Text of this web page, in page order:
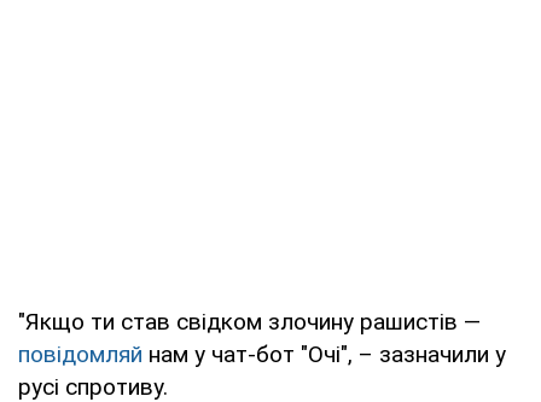
"Якщо ти став свідком злочину рашистів —
повідомляй нам у чат-бот "Очі", – зазначили у
русі спротиву.